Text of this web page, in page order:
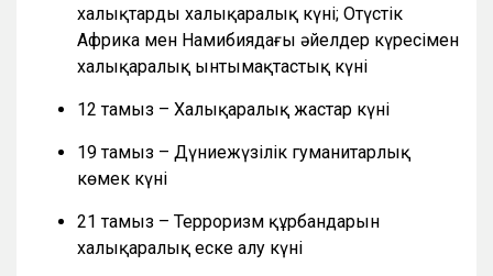
халықтардың халықаралық күні; Оңтүстік
Африка мен Намибиядағы әйелдер күресімен
халықаралық ынтымақтастық күні
12 тамыз – Халықаралық жастар күні
19 тамыз – Дүниежүзілік гуманитарлық
көмек күні
21 тамыз – Терроризм құрбандарын
халықаралық еске алу күні